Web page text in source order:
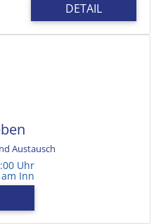
DETAIL
Austausch
Uhr
Inn